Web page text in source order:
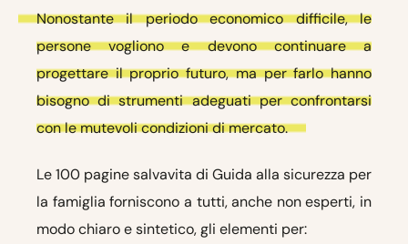
Nonostante il periodo economico difficile, le
persone vogliono e devono continuare a
progettare il proprio futuro, ma per farlo hanno
bisogno di strumenti adeguati per confrontarsi
con le mutevoli condizioni di mercato.
Le 100 pagine salvavita di Guida alla sicurezza per
la famiglia forniscono a tutti, anche non esperti, in
modo chiaro e sintetico, gli elementi per: